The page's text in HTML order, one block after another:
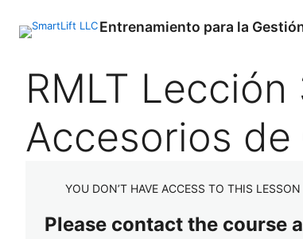
Entrenamiento para la
RMLT
Accesorios
YOU DON’T HAVE ACCESS TO THIS LESSON
Please contact the course
e
o
u
e